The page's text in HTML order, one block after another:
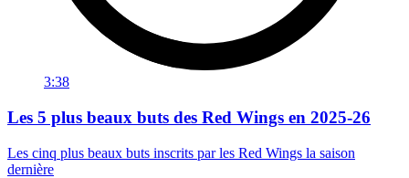
3:38
Les 5 plus beaux buts des Red Wings en 2025-26
Les cinq plus beaux buts inscrits par les Red Wings la saison
dernière